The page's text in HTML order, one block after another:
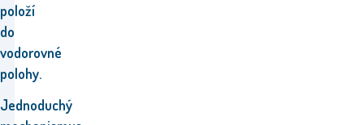
položí
do
vodorovné
polohy.
Jednoduchý